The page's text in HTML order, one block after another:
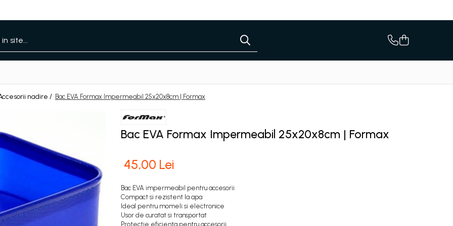
nadire / Bac EVA Formax Impermeabil 25x20x8cm | Formax
Bac EVA Formax Impermeabil 25x20x8cm | Formax
45,00 Lei
Bac EVA impermeabil pentru accesorii
Compact si rezistent la apa
Ideal pentru momeli si electronice
Usor de curatat si transportat
Protectie eficienta pentru accesorii